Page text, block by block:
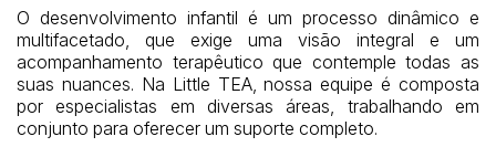
O desenvolvimento infantil é um processo dinâmico e
multifacetado, que exige uma visão integral e um
acompanhamento terapêutico que contemple todas as
suas nuances. Na Little TEA, nossa equipe é composta
por especialistas em diversas áreas, trabalhando em
conjunto para oferecer um suporte completo.